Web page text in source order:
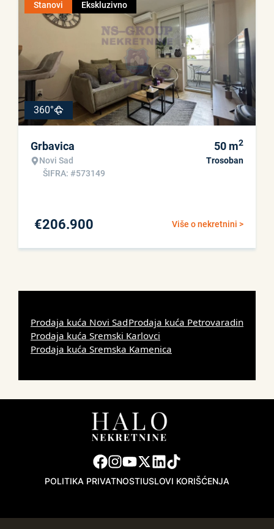
Stanovi Ekskluzivno
360°
Grbavica
Novi Sad
ŠIFRA: #573149
50 m2
Trosoban
Više o nekretnini >
€206.900
Prodaja kuća Novi SadProdaja kuća Petrovaradin
Prodaja kuća Sremski Karlovci
Prodaja kuća Sremska Kamenica
POLITIKA PRIVATNOSTIUSLOVI KORIŠĆENJA